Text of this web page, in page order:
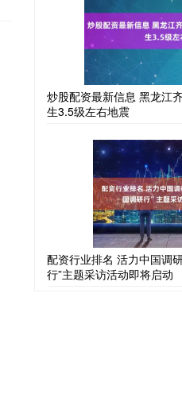
炒股配资最新信息 黑龙江
生3.5级左右地震
配资行业排名 活力中国调
行”主题采访活动即将启动